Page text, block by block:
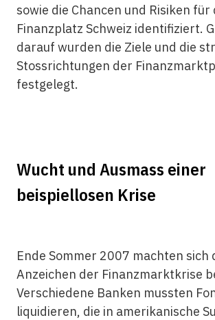
sowie die Chancen und Risiken für
Finanzplatz Schweiz identifiziert.
darauf wurden die Ziele und die
Stossrichtungen der
festgelegt.
Wucht und Ausmass einer
beispiellosen Krise
Ende Sommer 2007 machten sich
Anzeichen der Finanzmarktkrise
Verschiedene Banken mussten
liquidieren, die in amerikanische